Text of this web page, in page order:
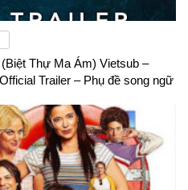
Thự Ma Ám) Vietsub –
Trailer – Phụ đề song ngữ